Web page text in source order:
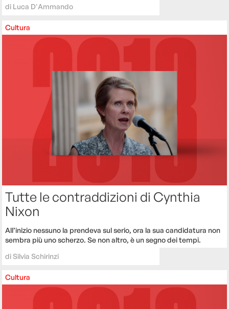
di Luca D'Ammando
Cultura
Tutte le contraddizioni di Cynthia
Nixon
All’inizio nessuno la prendeva sul serio, ora la sua candidatura non
sembra più uno scherzo. Se non altro, è un segno dei tempi.
diSilvia Schirinzi
Cultura